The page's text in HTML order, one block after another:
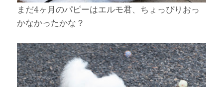
まだ4ヶ月のパピーはエルモ君、ちょっぴりおっ
かなかったかな？